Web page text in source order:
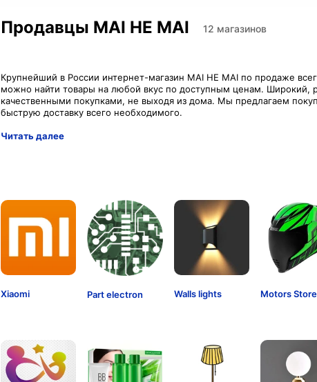
Продавцы MAI HE MAI 12 магазинов
Крупнейший в России интернет-магазин MAI HE MAI по продаже
можно найти товары на любой вкус по доступным ценам. Широкий,
качественными покупками, не выходя из дома. Мы предлагаем
Читать далее
Xiaomi Part electron Walls lights Motors Store